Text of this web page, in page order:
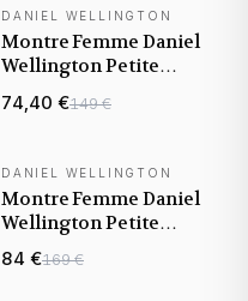
DANIEL WELLINGTON
Montre Femme Daniel
Wellington Petite
DW00100511 cadran
74,40 €149 €
DANIEL WELLINGTON
Montre Femme Daniel
Wellington Petite
Unitone 36mm
DW00100472 cadran or
84 €169 €